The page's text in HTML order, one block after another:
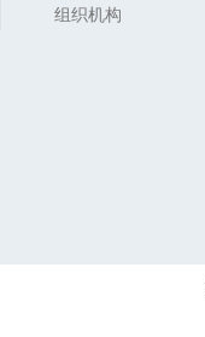
组织机构